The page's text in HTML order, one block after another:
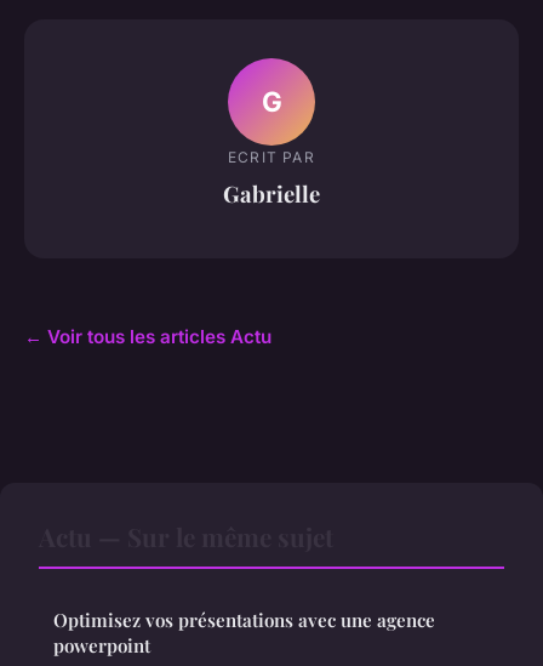
G
ECRIT PAR
Gabrielle
← Voir tous les articles Actu
Optimisez vos présentations avec une agence
powerpoint